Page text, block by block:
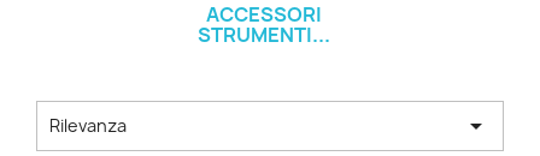
ACCESSORI
STRUMENTI...
Rilevanza 